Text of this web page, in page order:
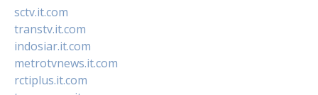
sctv.it.com
transtv.it.com
indosiar.it.com
metrotvnews.it.com
rctiplus.it.com